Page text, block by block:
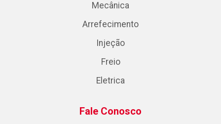
Mecânica
Arrefecimento
Injeção
Freio
Eletrica
Fale Conosco